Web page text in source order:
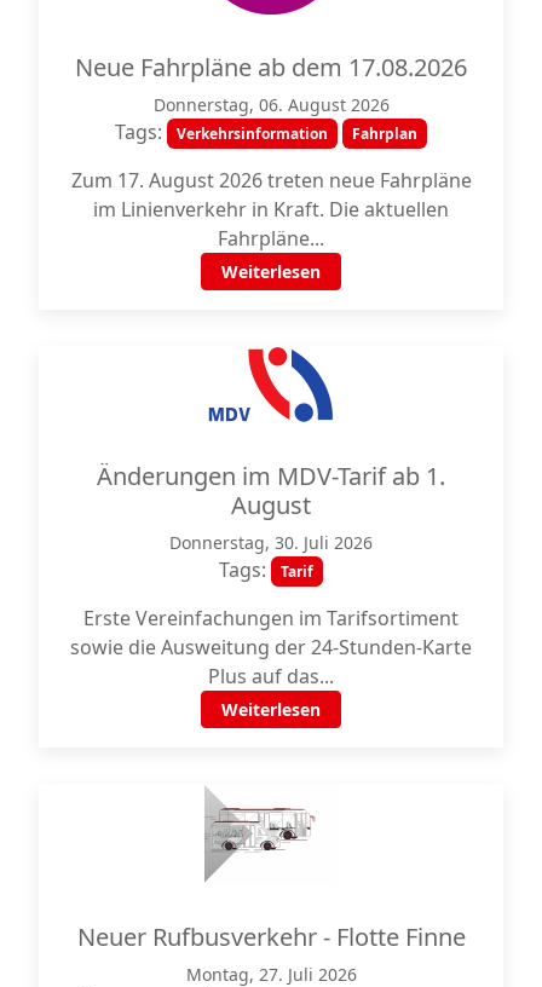
Neue Fahrpläne ab dem 17.08.2026
Donnerstag, 06. August 2026
Tags: Verkehrsinformation Fahrplan
Zum 17. August 2026 treten neue Fahrpläne
im Linienverkehr in Kraft. Die aktuellen
Fahrpläne...
Weiterlesen
Änderungen im MDV-Tarif ab 1.
August
Donnerstag, 30. Juli 2026
Tags: Tarif
Erste Vereinfachungen im Tarifsortiment
sowie die Ausweitung der 24-Stunden-Karte
Plus auf das...
Weiterlesen
Neuer Rufbusverkehr - Flotte Finne
Montag, 27. Juli 2026